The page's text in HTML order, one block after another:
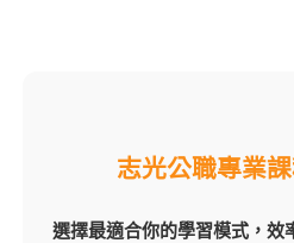
志光公職專業
選擇最適合你的學習模式，效